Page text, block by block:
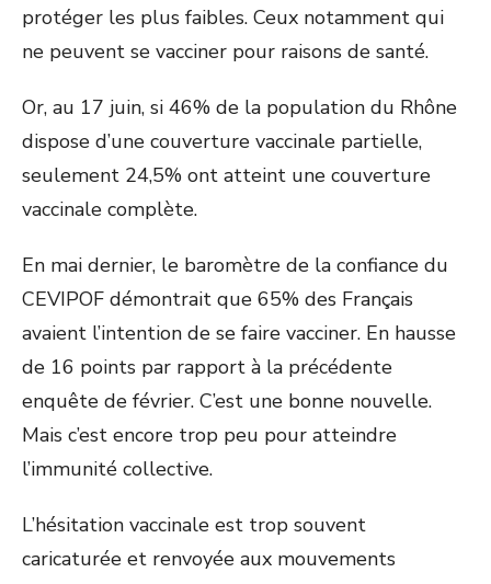
protéger les plus faibles. Ceux notamment qui
ne peuvent se vacciner pour raisons de santé.
Or, au 17 juin, si 46% de la population du Rhône
dispose d’une couverture vaccinale partielle,
seulement 24,5% ont atteint une couverture
vaccinale complète.
En mai dernier, le baromètre de la confiance du
CEVIPOF démontrait que 65% des Français
avaient l’intention de se faire vacciner. En hausse
de 16 points par rapport à la précédente
enquête de février. C’est une bonne nouvelle.
Mais c’est encore trop peu pour atteindre
l’immunité collective.
L’hésitation vaccinale est trop souvent
caricaturée et renvoyée aux mouvements